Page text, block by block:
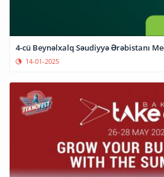
4-cü Beynəlxalq Səudiyyə Ərəbistanı
14-01-2025